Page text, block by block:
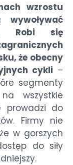
wzrostu
Robi się
że obecny
cykli –
segmenty
wszystkie
prowadzi do
Firmy nie
w gorszych
do siły